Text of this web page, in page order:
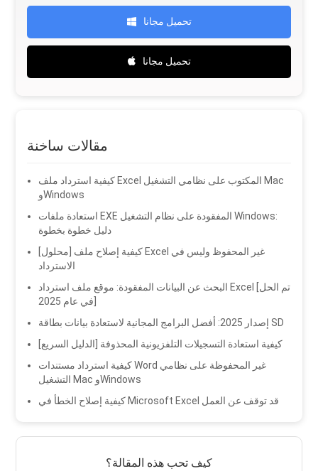
تحميل مجانا
تحميل مجانا
مقالات ساخنة
كيفية استرداد ملف Excel المكتوب على نظامي التشغيل Mac
وWindows
استعادة ملفات EXE المفقودة على نظام التشغيل Windows:
دليل خطوة بخطوة
الاسترداد
البحث عن البيانات المفقودة: موقع ملف استرداد Excel [تم الحل
إصدار 2025: أفضل البرامج المجانية لاستعادة بيانات بطاقة SD
[الدليل السريع] كيفية استعادة التسجيلات التلفزيونية المحذوفة
كيفية استرداد مستندات Word غير المحفوظة على نظامي
التشغيل Mac وWindows
كيفية إصلاح الخطأ في Microsoft Excel قد توقف عن العمل
كيف تحب هذه المقالة؟